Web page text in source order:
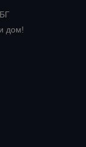
дом!